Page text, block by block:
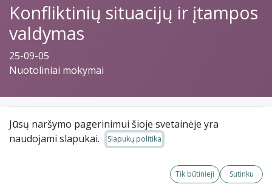
Konfliktinių situacijų ir įtampos
valdymas
25-09-05
Nuotoliniai mokymai
120.00€
informacijos
Jūsų naršymo pagerinimui šioje svetainėje yra
naudojami slapukai.
Slapukų politika
Tik būtinieji Sutinku